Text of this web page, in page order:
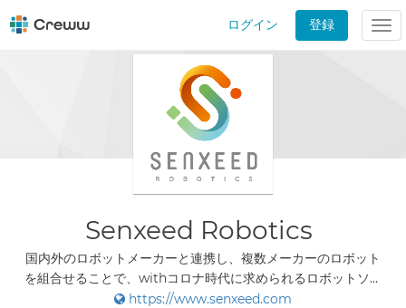
ログイン 登録
Senxeed Robotics
国内外のロボットメーカーと連携し、複数メーカーのロボット
を組合せることで、withコロナ時代に求められるロボットソリ
ューションを企画、開発し、提供しております。
https://www.senxeed.com